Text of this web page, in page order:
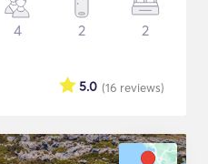
4 2 2
(16 reviews)
5.0